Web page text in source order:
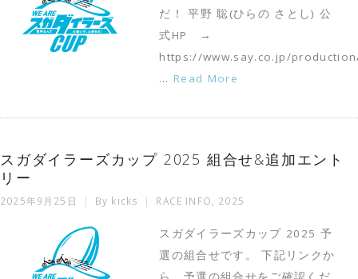
だ！ 平野 聡(ひらの さとし) 公
式HP →
https://www.say.co.jp/
… Read More
スガダイラーズカップ 2025 組合せ&追加エント
リー
2025年9月25日 By kicks RACE INFO 2025
スガダイラーズカップ 2025 予
選の組合せです。 下記リンクか